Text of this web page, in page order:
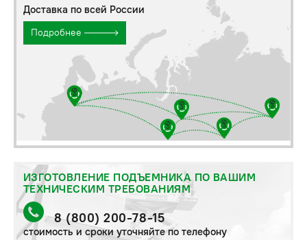
Доставка по всей России
Подробнее
ИЗГОТОВЛЕНИЕ ПОДЪЕМНИКА ПО ВАШИМ
ТЕХНИЧЕСКИМ ТРЕБОВАНИЯМ
8 (800) 200-78-15
стоимость и сроки уточняйте по телефону